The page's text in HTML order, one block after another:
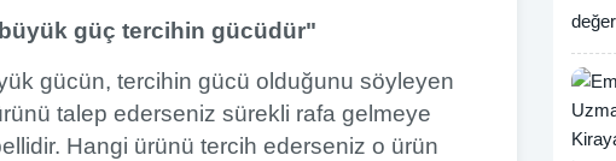
güç tercihin gücüdür"
gücün, tercihin gücü olduğunu söyleyen
talep ederseniz sürekli rafa gelmeye
Hangi ürünü tercih ederseniz o ürün